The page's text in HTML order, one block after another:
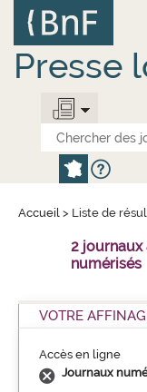
contenu
principal
Presse
Accueil > Liste de
2 journaux
numérisés
VOTRE
Accès en ligne
Journaux
Panneau de gestion des